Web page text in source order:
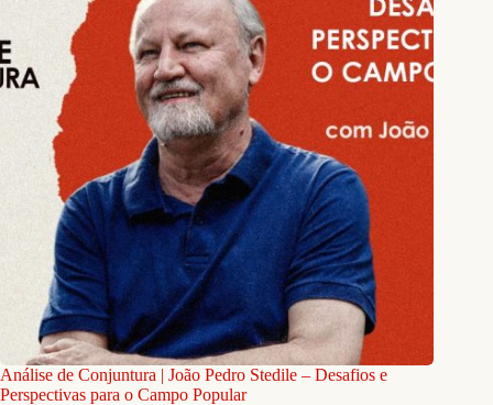
Análise de Conjuntura | João Pedro Stedile – Desafios e
Perspectivas para o Campo Popular